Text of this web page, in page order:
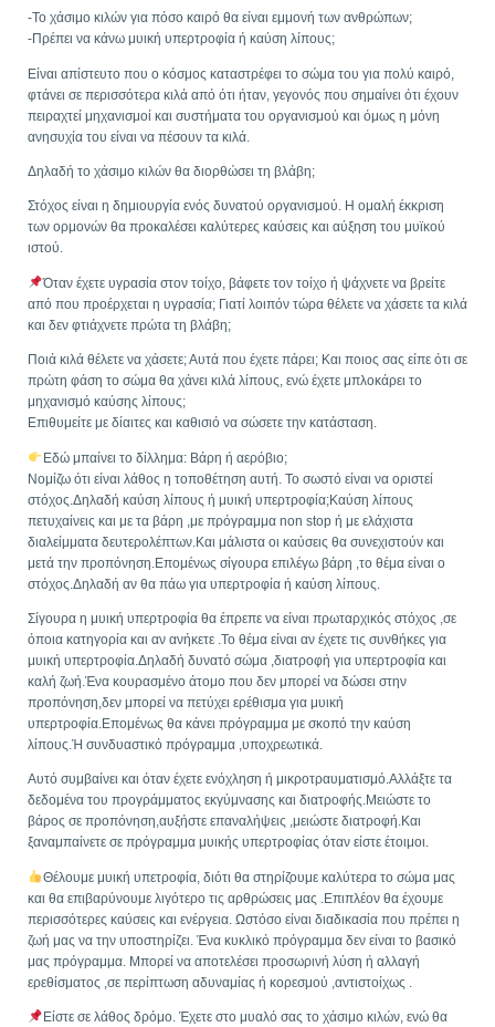
-Το χάσιμο κιλών για πόσο καιρό θα είναι εμμονή των ανθρώπων;
-Πρέπει να κάνω μυική υπερτροφία ή καύση λίπους;
Είναι απίστευτο που ο κόσμος καταστρέφει το σώμα του για πολύ καιρό,
φτάνει σε περισσότερα κιλά από ότι ήταν, γεγονός που σημαίνει ότι έχουν
πειραχτεί μηχανισμοί και συστήματα του οργανισμού και όμως η μόνη
ανησυχία του είναι να πέσουν τα κιλά.
Δηλαδή το χάσιμο κιλών θα διορθώσει τη βλάβη;
Στόχος είναι η δημιουργία ενός δυνατού οργανισμού. Η ομαλή έκκριση
των ορμονών θα προκαλέσει καλύτερες καύσεις και αύξηση του μυϊκού
ιστού.
Όταν έχετε υγρασία στον τοίχο, βάφετε τον τοίχο ή ψάχνετε να βρείτε
από που προέρχεται η υγρασία; Γιατί λοιπόν τώρα θέλετε να χάσετε τα κιλά
και δεν φτιάχνετε πρώτα τη βλάβη;
Ποιά κιλά θέλετε να χάσετε; Αυτά που έχετε πάρει; Και ποιος σας είπε ότι σε
πρώτη φάση το σώμα θα χάνει κιλά λίπους, ενώ έχετε μπλοκάρει το
μηχανισμό καύσης λίπους;
Επιθυμείτε με δίαιτες και καθισιό να σώσετε την κατάσταση.
Εδώ μπαίνει το δίλλημα: Βάρη ή αερόβιο;
Νομίζω ότι είναι λάθος η τοποθέτηση αυτή. Το σωστό είναι να οριστεί
στόχος.Δηλαδή καύση λίπους ή μυική υπερτροφία;Καύση λίπους
πετυχαίνεις και με τα βάρη ,με πρόγραμμα non stop ή με ελάχιστα
διαλείμματα δευτερολέπτων.Και μάλιστα οι καύσεις θα συνεχιστούν και
μετά την προπόνηση.Επομένως σίγουρα επιλέγω βάρη ,το θέμα είναι ο
στόχος.Δηλαδή αν θα πάω για υπερτροφία ή καύση λίπους.
Σίγουρα η μυική υπερτροφία θα έπρεπε να είναι πρωταρχικός στόχος ,σε
όποια κατηγορία και αν ανήκετε .Το θέμα είναι αν έχετε τις συνθήκες για
μυική υπερτροφία.Δηλαδή δυνατό σώμα ,διατροφή για υπερτροφία και
καλή ζωή.Ένα κουρασμένο άτομο που δεν μπορεί να δώσει στην
προπόνηση,δεν μπορεί να πετύχει ερέθισμα για μυική
υπερτροφία.Επομένως θα κάνει πρόγραμμα με σκοπό την καύση
λίπους.Ή συνδυαστικό πρόγραμμα ,υποχρεωτικά.
Αυτό συμβαίνει και όταν έχετε ενόχληση ή μικροτραυματισμό.Αλλάξτε τα
δεδομένα του προγράμματος εκγύμνασης και διατροφής.Μειώστε το
βάρος σε προπόνηση,αυξήστε επαναλήψεις ,μειώστε διατροφή.Και
ξαναμπαίνετε σε πρόγραμμα μυικής υπερτροφίας όταν είστε έτοιμοι.
Θέλουμε μυική υπετροφία, διότι θα στηρίζουμε καλύτερα το σώμα μας
και θα επιβαρύνουμε λιγότερο τις αρθρώσεις μας .Επιπλέον θα έχουμε
περισσότερες καύσεις και ενέργεια. Ωστόσο είναι διαδικασία που πρέπει η
ζωή μας να την υποστηρίζει. Ένα κυκλικό πρόγραμμα δεν είναι το βασικό
μας πρόγραμμα. Μπορεί να αποτελέσει προσωρινή λύση ή αλλαγή
ερεθίσματος ,σε περίπτωση αδυναμίας ή κορεσμού ,αντιστοίχως .
Είστε σε λάθος δρόμο. Έχετε στο μυαλό σας το χάσιμο κιλών, ενώ θα